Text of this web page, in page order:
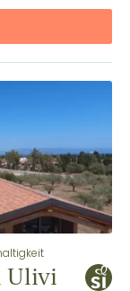
Ulivi